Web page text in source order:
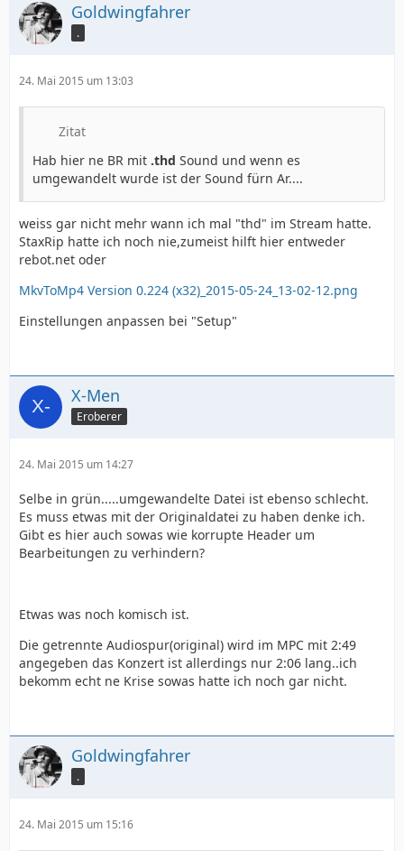
Goldwingfahrer
.
24. Mai 2015 um 13:03
Zitat
Hab hier ne BR mit .thd Sound und wenn es
umgewandelt wurde ist der Sound fürn Ar....
weiss gar nicht mehr wann ich mal "thd" im Stream hatte.
StaxRip hatte ich noch nie,zumeist hilft hier entweder
rebot.net oder
MkvToMp4 Version 0.224 (x32)_2015-05-24_13-02-12.png
Einstellungen anpassen bei "Setup"
X-Men
Eroberer
24. Mai 2015 um 14:27
Selbe in grün.....umgewandelte Datei ist ebenso schlecht.
Es muss etwas mit der Originaldatei zu haben denke ich.
Gibt es hier auch sowas wie korrupte Header um
Bearbeitungen zu verhindern?
Etwas was noch komisch ist.
Die getrennte Audiospur(original) wird im MPC mit 2:49
angegeben das Konzert ist allerdings nur 2:06 lang..ich
bekomm echt ne Krise sowas hatte ich noch gar nicht.
Goldwingfahrer
.
24. Mai 2015 um 15:16